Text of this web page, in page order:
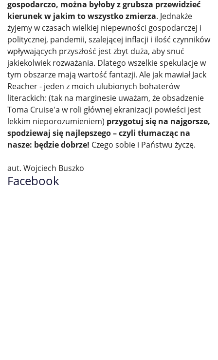
gospodarczo, można byłoby z grubsza przewidzieć
kierunek w jakim to wszystko zmierza. Jednakże
żyjemy w czasach wielkiej niepewności gospodarczej i
politycznej, pandemii, szalejącej inflacji i ilość czynników
wpływających przyszłość jest zbyt duża, aby snuć
jakiekolwiek rozważania. Dlatego wszelkie spekulacje w
tym obszarze mają wartość fantazji. Ale jak mawiał Jack
Reacher - jeden z moich ulubionych bohaterów
literackich: (tak na marginesie uważam, że obsadzenie
Toma Cruise'a w roli głównej ekranizacji powieści jest
lekkim nieporozumieniem) przygotuj się na najgorsze,
spodziewaj się najlepszego – czyli tłumacząc na
nasze: będzie dobrze! Czego sobie i Państwu życzę.
aut. Wojciech Buszko
Facebook